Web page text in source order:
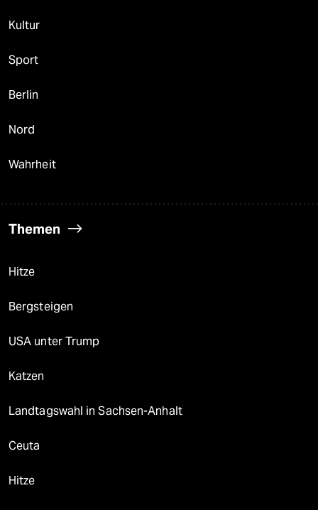
Kultur
Sport
Berlin
Nord
Wahrheit
Themen
Hitze
Bergsteigen
USA unter Trump
Katzen
Landtagswahl in Sachsen-Anhalt
Ceuta
Hitze